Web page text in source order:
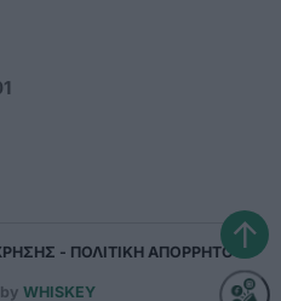
- ΠΟΛΙΤΙΚΗ ΑΠΟΡΡΗΤΟΥ
WHISKEY
↑